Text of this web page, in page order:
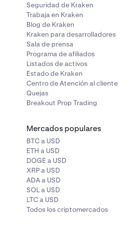
Seguridad de Kraken
Trabaja en Kraken
Blog de Kraken
Kraken para desarrolladores
Sala de prensa
Programa de afiliados
Listados de activos
Estado de Kraken
Centro de Atención al cliente
Quejas
Breakout Prop Trading
Mercados populares
BTC a USD
ETH a USD
DOGE a USD
XRP a USD
ADA a USD
SOL a USD
LTC a USD
Todos los criptomercados